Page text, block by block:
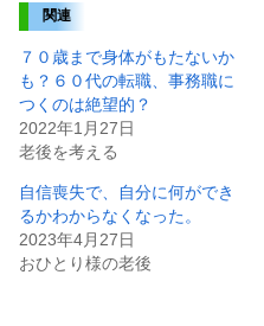
関連
７０歳まで身体がもたないか
も？６０代の転職、事務職に
つくのは絶望的？
2022年1月27日
老後を考える
自信喪失で、自分に何ができ
るかわからなくなった。
2023年4月27日
おひとり様の老後